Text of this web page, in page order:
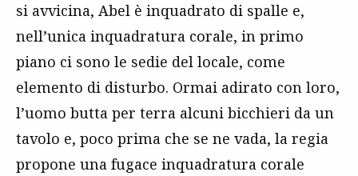
si avvicina, Abel è inquadrato di spalle e,
nell’unica inquadratura corale, in primo
piano ci sono le sedie del locale, come
elemento di disturbo. Ormai adirato con loro,
l’uomo butta per terra alcuni bicchieri da un
tavolo e, poco prima che se ne vada, la regia
propone una fugace inquadratura corale